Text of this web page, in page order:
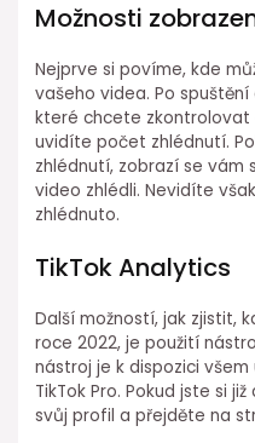
Možnosti
Nejprve si povíme, kde
vašeho videa. Po
které chcete zkontrolovat
uvidíte počet zhlédnutí.
zhlédnutí, zobrazí se vám
video zhlédli. Nevidíte
zhlédnuto.
TikTok Analytics
Další možností, jak zjistit,
roce 2022, je použití
nástroj je k dispozici
TikTok Pro. Pokud jste si
svůj profil a přejděte na